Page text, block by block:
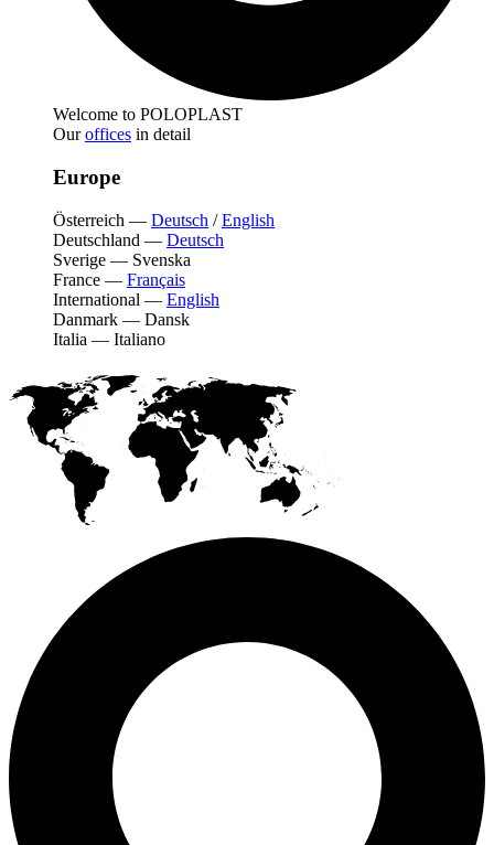
Welcome to POLOPLAST
Ouroffices in detail
Europe
Österreich — Deutsch /English
Deutschland — Deutsch
Sverige — Svenska
France — Français
International — English
Danmark — Dansk
Italia — Italiano